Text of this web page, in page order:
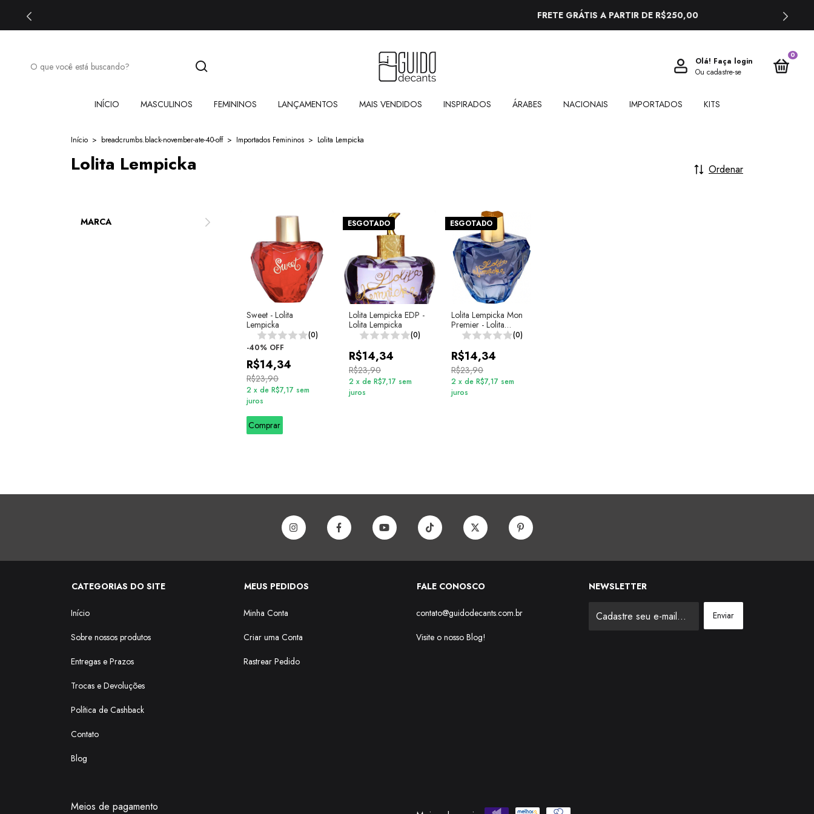
Olá! Faça login
Ou cadastre-se
0
INÍCIO MASCULINOS FEMININOS LANÇAMENTOS MAIS VENDIDOS INSPIRADOS ÁRABES NACIONAIS IMPORTADOS KITS
Início > breadcrumbs.black-november-ate-40-off > Importados Femininos > Lolita Lempicka
Lolita Lempicka Ordenar
MARCA
Sweet - Lolita
Lempicka
(0)
-40% OFF
R$14,34
R$23,90
2 x de R$7,17 sem
juros
Comprar
ESGOTADO
Lolita Lempicka EDP -
Lolita Lempicka
(0)
R$14,34
R$23,90
2 x de R$7,17 sem
juros
ESGOTADO
Lolita Lempicka Mon
Premier - Lolita
Lempicka
(0)
R$14,34
R$23,90
2 x de R$7,17 sem
juros
CATEGORIAS DO SITE
Início
Sobre nossos produtos
Entregas e Prazos
Trocas e Devoluções
Política de Cashback
Contato
Blog
MEUS PEDIDOS
Minha Conta
Criar uma Conta
Rastrear Pedido
FALE CONOSCO
contato@guidodecants.com.br
Visite o nosso Blog!
NEWSLETTER
Meios de pagamento